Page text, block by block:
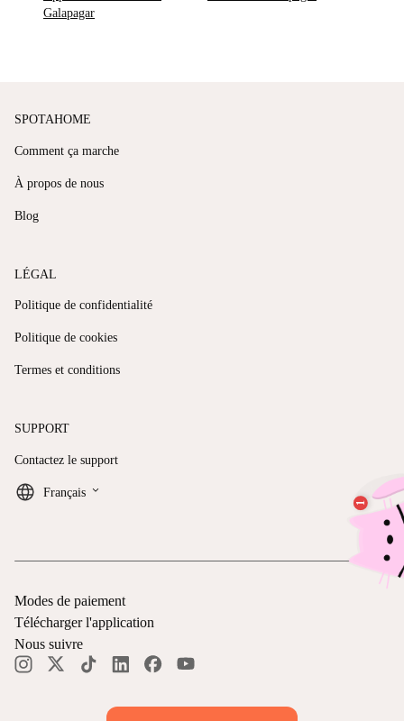
Galapagar
SPOTAHOME
Comment ça marche
À propos de nous
Blog
LÉGAL
Politique de confidentialité
Politique de cookies
Termes et conditions
SUPPORT
Contactez le support
Français keyboard_arrow_down
Modes de paiement
Télécharger l'application
Nous suivre